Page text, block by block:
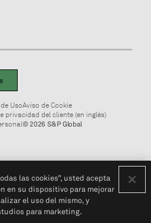
UsoAviso de Cookie
privacidad del cliente (en inglés)
© 2026 S&P Global
las cookies”, usted acepta
en su dispositivo para mejorar
el uso del mismo, y
para marketing.